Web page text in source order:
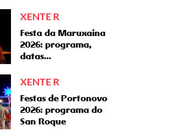
XENTE R
Festa da Maruxaina
2026: programa,
datas...
XENTE R
Festas de Portonovo
2026: programa do
San Roque